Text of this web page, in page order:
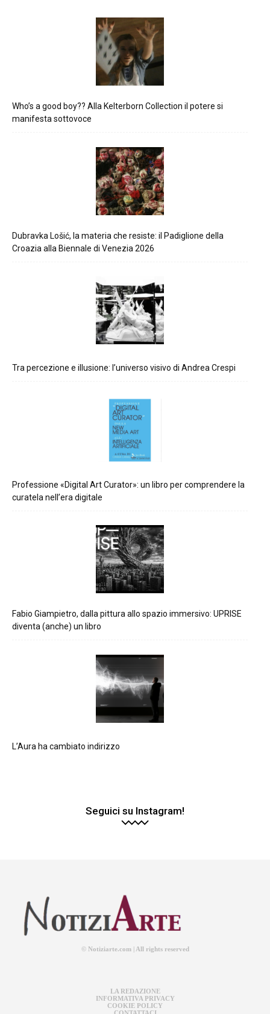
Who’s a good boy?? Alla Kelterborn Collection il potere si
manifesta sottovoce
Dubravka Lošić, la materia che resiste: il Padiglione della
Croazia alla Biennale di Venezia 2026
Tra percezione e illusione: l’universo visivo di Andrea Crespi
Professione «Digital Art Curator»: un libro per comprendere la
curatela nell’era digitale
Fabio Giampietro, dalla pittura allo spazio immersivo: UPRISE
diventa (anche) un libro
L’Aura ha cambiato indirizzo
Seguici su Instagram!
© Notiziarte.com | All rights reserved
LA REDAZIONE
INFORMATIVA PRIVACY
COOKIE POLICY